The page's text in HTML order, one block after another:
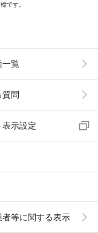
です。
一覧
質問
表示設定
者等に関する表示